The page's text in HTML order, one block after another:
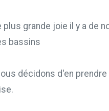
plus grande joie il y a de
bassins
décidons d'en prendre